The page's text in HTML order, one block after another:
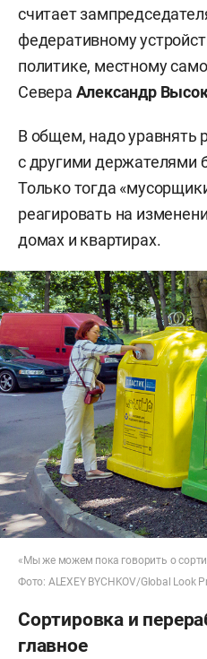
считает
федеративному
политике, местному
Севера Александр
В общем, надо уравнять
с другими держателями
Только тогда
реагировать на
домах и квартирах.
«Мы же можем пока говорить о
Фото: ALEXEY BYCHKOV/Global Look
Сортировка и
главное